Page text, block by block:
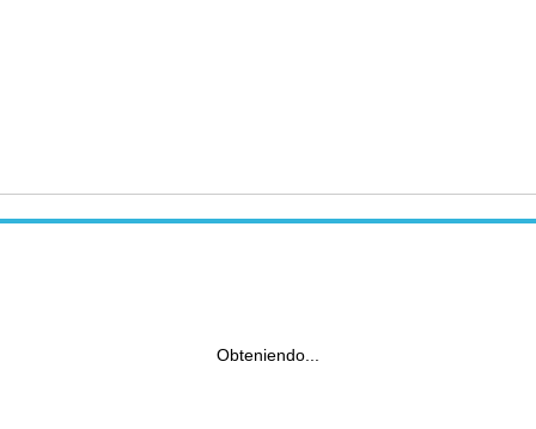
Obteniendo...